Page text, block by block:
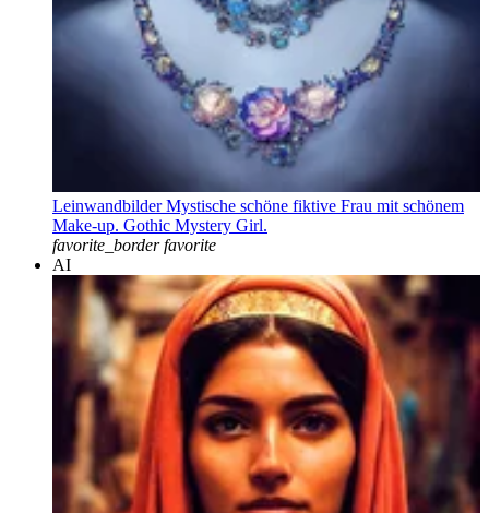
Leinwandbilder Mystische schöne fiktive Frau mit schönem
Make-up. Gothic Mystery Girl.
favorite_border favorite
AI